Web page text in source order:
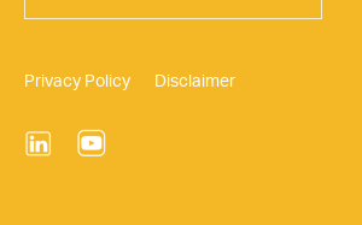
Privacy Policy Disclaimer